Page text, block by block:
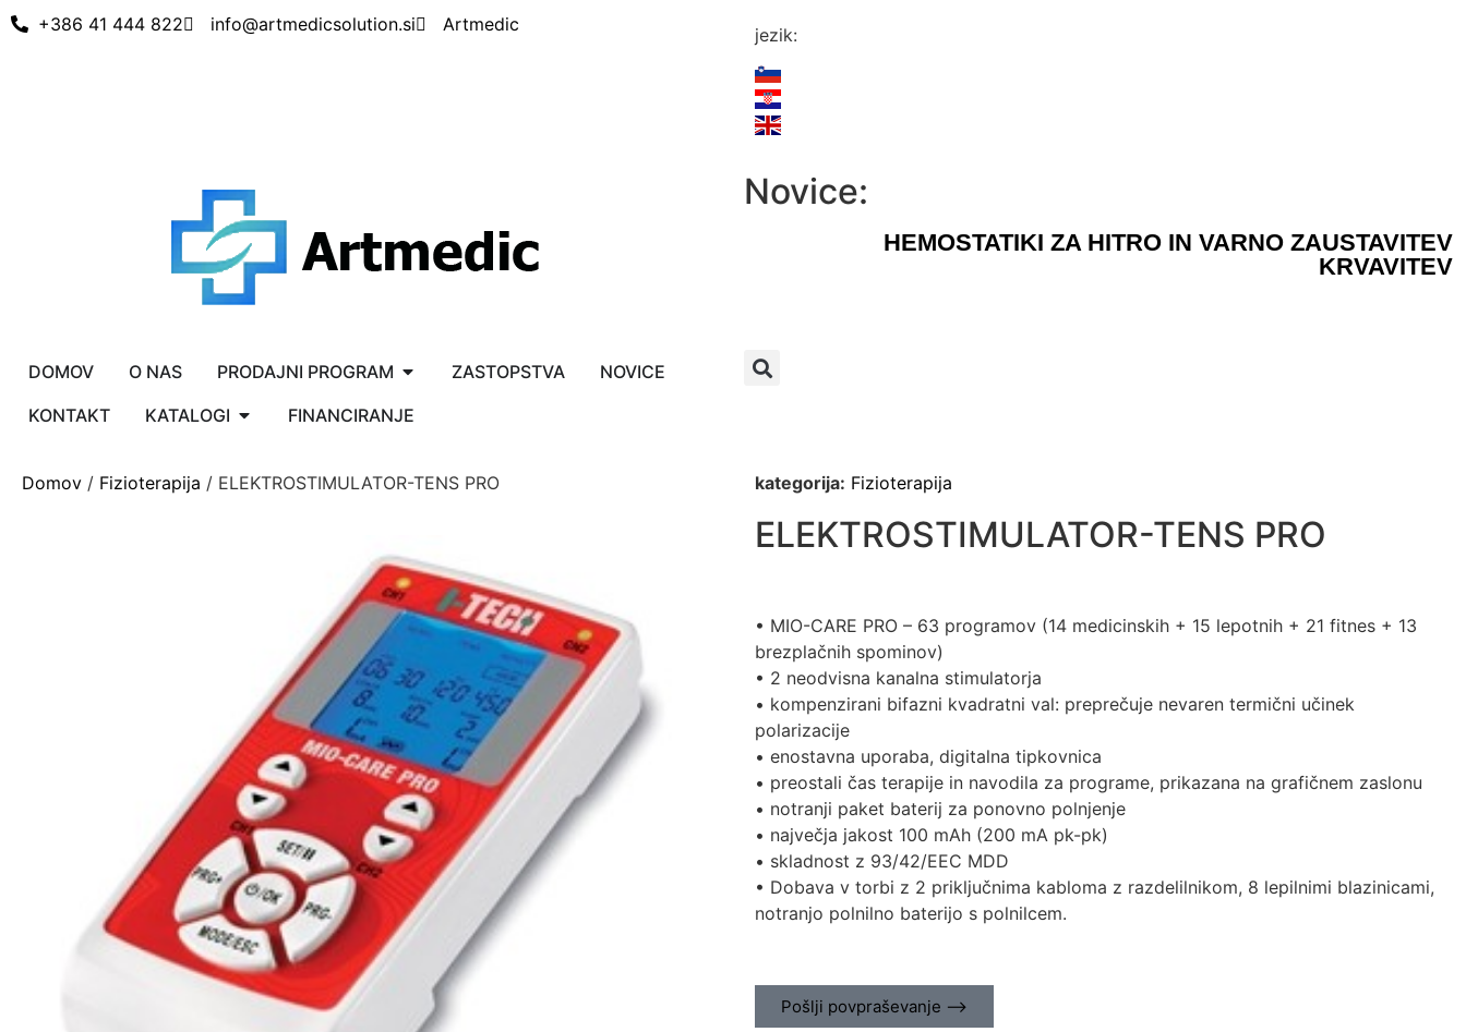
+386 41 444 822 info@artmedicsolution.si Artmedic jezik:
Novice:
HEMOSTATIKI ZA HITRO IN VARNO ZAUSTAVITEV
KRVAVITEV
DOMOV O NAS PRODAJNI PROGRAM ZASTOPSTVA
NOVICE
KONTAKT
KATALOGI FINANCIRANJE
Domov / Fizioterapija / ELEKTROSTIMULATOR-TENS PRO kategorija: Fizioterapija
ELEKTROSTIMULATOR-TENS PRO
• MIO-CARE PRO – 63 programov (14 medicinskih + 15 lepotnih + 21 fitnes + 13
brezplačnih spominov)
• 2 neodvisna kanalna stimulatorja
• kompenzirani bifazni kvadratni val: preprečuje nevaren termični učinek
polarizacije
• enostavna uporaba, digitalna tipkovnica
• preostali čas terapije in navodila za programe, prikazana na grafičnem zaslonu
• notranji paket baterij za ponovno polnjenje
• največja jakost 100 mAh (200 mA pk-pk)
• skladnost z 93/42/EEC MDD
• Dobava v torbi z 2 priključnima kabloma z razdelilnikom, 8 lepilnimi blazinicami,
notranjo polnilno baterijo s polnilcem.
Pošlji povpraševanje ⟶